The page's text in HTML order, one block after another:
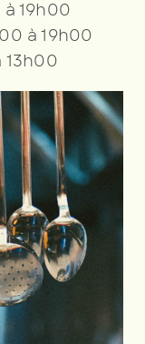
19h00
à 19h00